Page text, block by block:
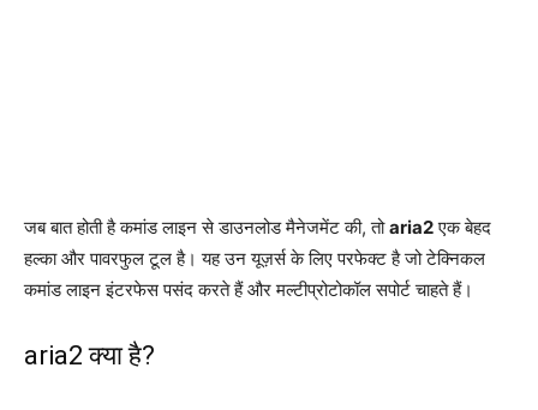
जब बात होती है कमांड लाइन से डाउनलोड मैनेजमेंट की, तोaria2एक बेहद
हल्का और पावरफुल टूल है। यह उन यूज़र्स के लिए परफेक्ट है जो टेक्निकल
कमांड लाइन इंटरफेस पसंद करते हैं और मल्टीप्रोटोकॉल सपोर्ट चाहते हैं।
aria2 क्या है?